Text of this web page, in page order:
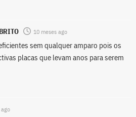
10 meses ago
sem qualquer amparo pois os
placas que levam anos para serem
ago